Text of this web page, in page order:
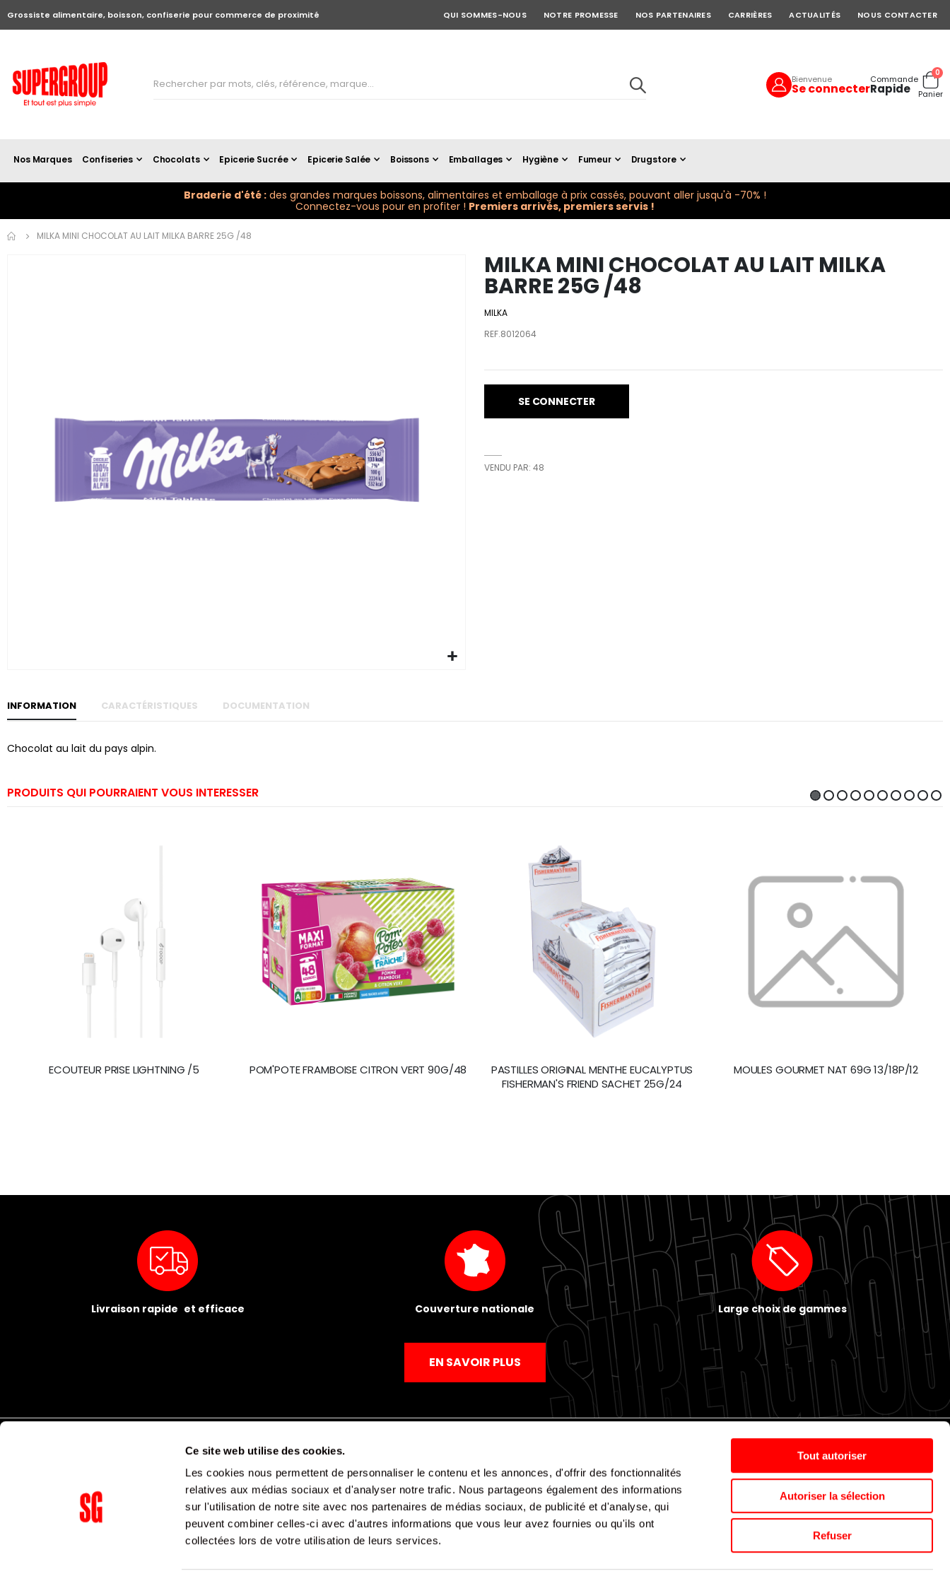
Ce site web utilise des cookies.
Les cookies nous permettent de personnaliser le contenu et les annonces, d'offrir des fonctionnalités
relatives aux médias sociaux et d'analyser notre trafic. Nous partageons également des informations
sur l'utilisation de notre site avec nos partenaires de médias sociaux, de publicité et d'analyse, qui
peuvent combiner celles-ci avec d'autres informations que vous leur avez fournies ou qu'ils ont
collectées lors de votre utilisation de leurs services.
Tout autoriser
Autoriser la sélection
Refuser
Grossiste alimentaire, boisson, confiserie pour commerce de proximité QUI SOMMES-NOUS NOTRE PROMESSE NOS PARTENAIRES CARRIÈRES ACTUALITÉS NOUS CONTACTER
Bienvenue
Se connecter
Commande
Rapide Cart
0
Panier
Nos Marques Confiseries Chocolats Epicerie Sucrée Epicerie Salée Boissons Emballages Hygiène Fumeur Drugstore
Braderie d'été : des grandes marques boissons, alimentaires et emballage à prix cassés, pouvant aller jusqu'à -70% !
Connectez-vous pour en profiter ! Premiers arrivés, premiers servis !
MILKA MINI CHOCOLAT AU LAIT MILKA BARRE 25G /48
the
MILKA MINI CHOCOLAT AU LAIT MILKA
BARRE 25G /48
MILKA
REF.8012064
SE CONNECTER
VENDU PAR: 48
INFORMATION
Chocolat au lait du pays alpin.
CARACTÉRISTIQUES DOCUMENTATION
PRODUITS QUI POURRAIENT VOUS INTERESSER
ECOUTEUR PRISE LIGHTNING /5 POM'POTE FRAMBOISE CITRON VERT 90G/48
PASTILLES ORIGINAL MENTHE EUCALYPTUS
FISHERMAN'S FRIEND SACHET 25G/24
MOULES GOURMET NAT 69G 13/18P/12
Livraison rapide et efficace Couverture nationale Large choix de gammes
EN SAVOIR PLUS
Mentions légales Politique de confidentialité CGV Politique de cookies Nos agences Espace presse